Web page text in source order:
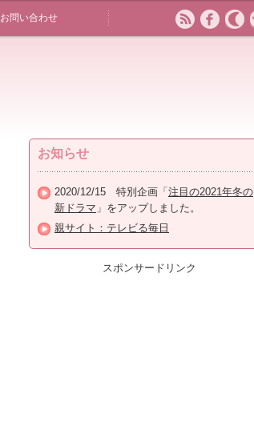
お問い合わせ
お知らせ
2020/12/15 特別企画「 注目の2021年冬の
新ドラマ 」をアップしました。
親サイト：テレビる毎日
スポンサードリンク